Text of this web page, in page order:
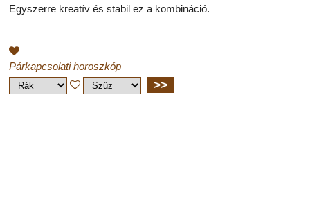
Egyszerre kreatív és stabil ez a kombináció.
Párkapcsolati horoszkóp
>>